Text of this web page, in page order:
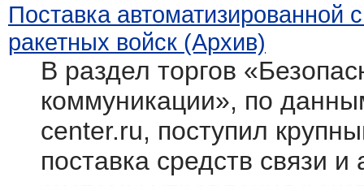
Поставка автоматизированной
ракетных войск (Архив)
В раздел торгов
коммуникации», по
center.ru, поступил
поставка средств связи